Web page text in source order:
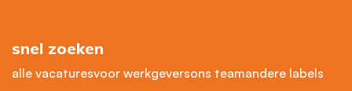
snel zoeken
alle vacaturesvoor werkgeversons teamandere labels